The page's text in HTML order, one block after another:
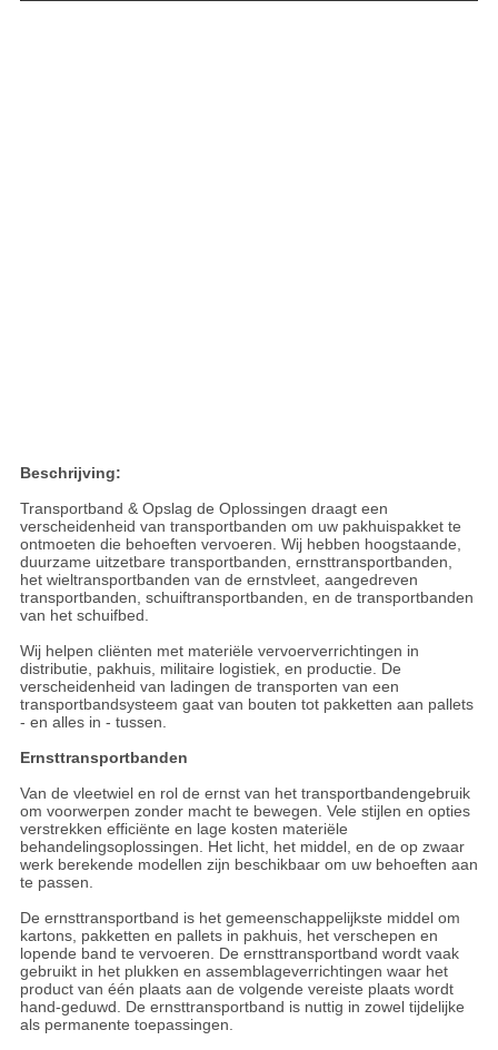
Beschrijving:
Transportband & Opslag de Oplossingen draagt een
verscheidenheid van transportbanden om uw pakhuispakket te
ontmoeten die behoeften vervoeren. Wij hebben hoogstaande,
duurzame uitzetbare transportbanden, ernsttransportbanden,
het wieltransportbanden van de ernstvleet, aangedreven
transportbanden, schuiftransportbanden, en de transportbanden
van het schuifbed.
Wij helpen cliënten met materiële vervoerverrichtingen in
distributie, pakhuis, militaire logistiek, en productie. De
verscheidenheid van ladingen de transporten van een
transportbandsysteem gaat van bouten tot pakketten aan pallets
- en alles in - tussen.
Ernsttransportbanden
Van de vleetwiel en rol de ernst van het transportbandengebruik
om voorwerpen zonder macht te bewegen. Vele stijlen en opties
verstrekken efficiënte en lage kosten materiële
behandelingsoplossingen. Het licht, het middel, en de op zwaar
werk berekende modellen zijn beschikbaar om uw behoeften aan
te passen.
De ernsttransportband is het gemeenschappelijkste middel om
kartons, pakketten en pallets in pakhuis, het verschepen en
lopende band te vervoeren. De ernsttransportband wordt vaak
gebruikt in het plukken en assemblageverrichtingen waar het
product van één plaats aan de volgende vereiste plaats wordt
hand-geduwd. De ernsttransportband is nuttig in zowel tijdelijke
als permanente toepassingen.